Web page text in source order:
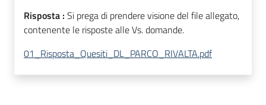
Risposta : Si prega di prendere visione del file allegato,
contenente le risposte alle Vs. domande.
01_Risposta_Quesiti_DL_PARCO_RIVALTA.pdf